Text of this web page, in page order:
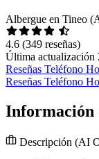
Albergue en Tineo
4.6 (349 reseñas)
Última actualización
Reseñas Teléfono
Reseñas Teléfono
Información
Descripción (AI